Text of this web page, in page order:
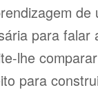
para
lhe
para